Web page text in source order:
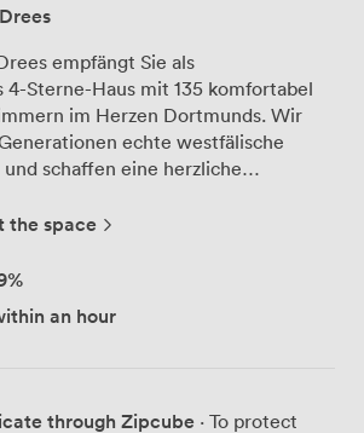
empfängt Sie als
Sterne-Haus mit 135 komfortabel
im Herzen Dortmunds. Wir
echte westfälische
schaffen eine herzliche
und
Personen einrichten. Alle Räume
– von der kleinen Besprechung
the space
an hour
through Zipcube · To protect